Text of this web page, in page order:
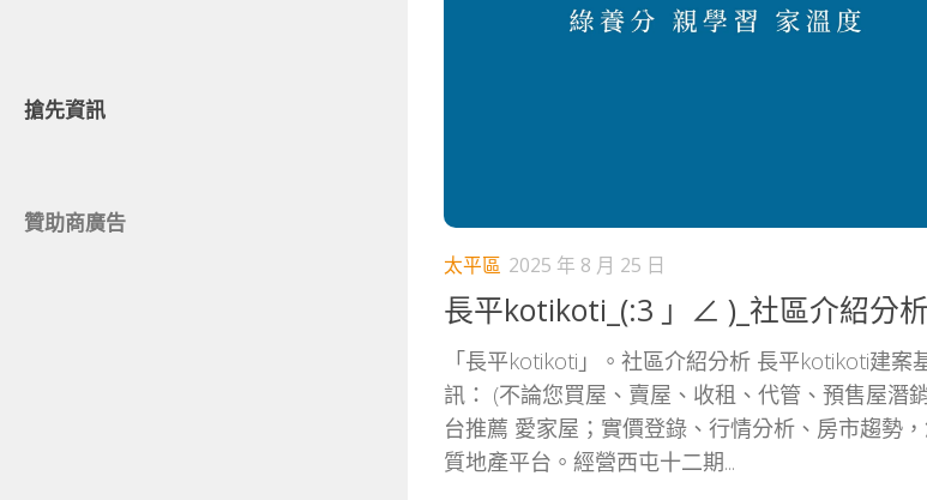
太平區 2025 年 8 月 25 日
長平kotikoti_(:3 」∠ )_社區介紹分
「長平kotikoti」。社區介紹分析 長平kotikoti建案
訊： (不論您買屋、賣屋、收租、代管、預售屋潛
台推薦 愛家屋；實價登錄、行情分析、房市趨勢
質地產平台。經營西屯十二期...
搶先資訊
贊助商廣告